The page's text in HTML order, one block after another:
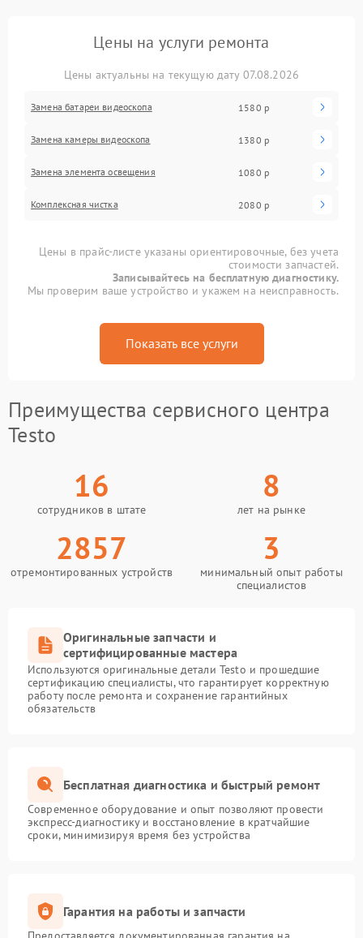
Цены на услуги ремонта
Цены актуальны на текущую дату 07.08.2026
Замена батареи видеоскопа 1580 р
Замена камеры видеоскопа 1380 р
Замена элемента освещения 1080 р
Комплексная чистка 2080 р
Цены в прайс-листе указаны ориентировочные, без учета
стоимости запчастей.
Записывайтесь на бесплатную диагностику.
Мы проверим ваше устройство и укажем на неисправность.
Показать все услуги
Преимущества сервисного центра
Testo
16
сотрудников в штате
8
лет на рынке
2857
отремонтированных устройств
3
минимальный опыт работы
специалистов
Оригинальные запчасти и
сертифицированные мастера
Используются оригинальные детали Testo и прошедшие
сертификацию специалисты, что гарантирует корректную
работу после ремонта и сохранение гарантийных
обязательств
Бесплатная диагностика и быстрый ремонт
Современное оборудование и опыт позволяют провести
экспресс-диагностику и восстановление в кратчайшие
сроки, минимизируя время без устройства
Гарантия на работы и запчасти